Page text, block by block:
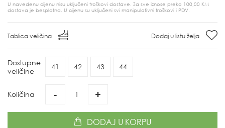
U navedenu cijenu nisu uključeni troškovi dostave. Za sve iznose preko 100,00 KM
dostava je besplatna. U cijenu su uključeni svi manipulativni troškovi i PDV.
Tablica veličina Dodaj u listu želja
Dostupne
veličine
41 42 43 44
Količina - +
DODAJ U KORPU